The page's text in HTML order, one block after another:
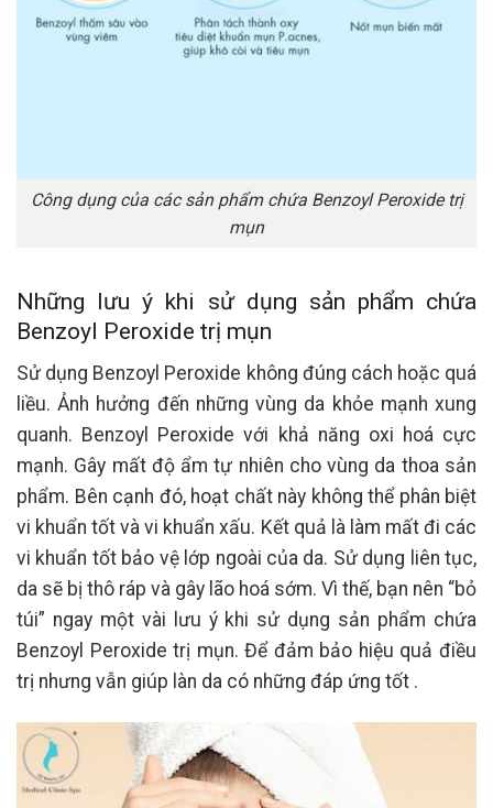
Công dụng của các sản phẩm chứa Benzoyl Peroxide trị
mụn
Những lưu ý khi sử dụng sản phẩm chứa
Benzoyl Peroxide trị mụn
Sử dụng Benzoyl Peroxide không đúng cách hoặc quá
liều. Ảnh hưởng đến những vùng da khỏe mạnh xung
quanh. Benzoyl Peroxide với khả năng oxi hoá cực
mạnh. Gây mất độ ẩm tự nhiên cho vùng da thoa sản
phẩm. Bên cạnh đó, hoạt chất này không thể phân biệt
vi khuẩn tốt và vi khuẩn xấu. Kết quả là làm mất đi các
vi khuẩn tốt bảo vệ lớp ngoài của da. Sử dụng liên tục,
da sẽ bị thô ráp và gây lão hoá sớm. Vì thế, bạn nên “bỏ
túi” ngay một vài lưu ý khi sử dụng sản phẩm chứa
Benzoyl Peroxide trị mụn. Để đảm bảo hiệu quả điều
trị nhưng vẫn giúp làn da có những đáp ứng tốt .